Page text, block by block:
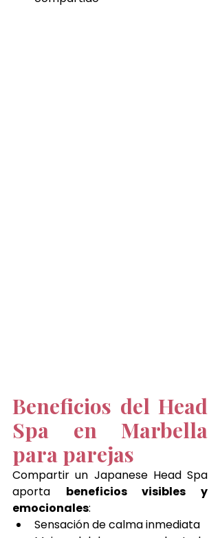
Beneficios del Head
Spa en Marbella
para parejas
Compartir un Japanese Head Spa
aporta beneficios visibles y
emocionales:
Sensación de calma inmediata